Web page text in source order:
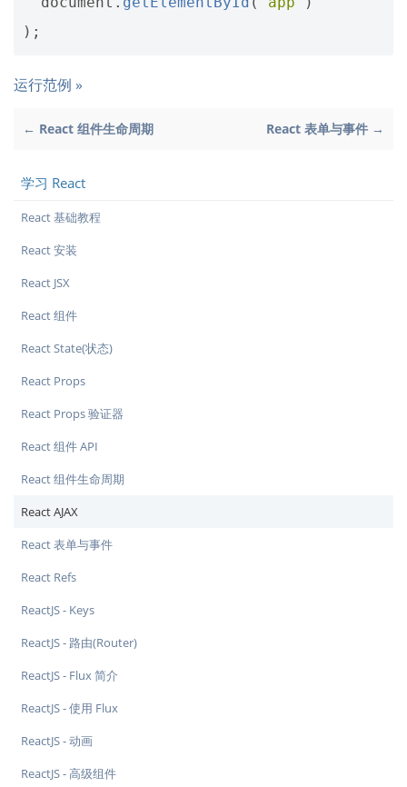
);
运行范例 »
← React 组件生命周期 React 表单与事件 →
学习 React
React 基础教程
React 安装
React JSX
React 组件
React State(状态)
React Props
React Props 验证器
React 组件 API
React 组件生命周期
React AJAX
React 表单与事件
React Refs
ReactJS - Keys
ReactJS - 路由(Router)
ReactJS - Flux 简介
ReactJS - 使用 Flux
ReactJS - 动画
ReactJS - 高级组件